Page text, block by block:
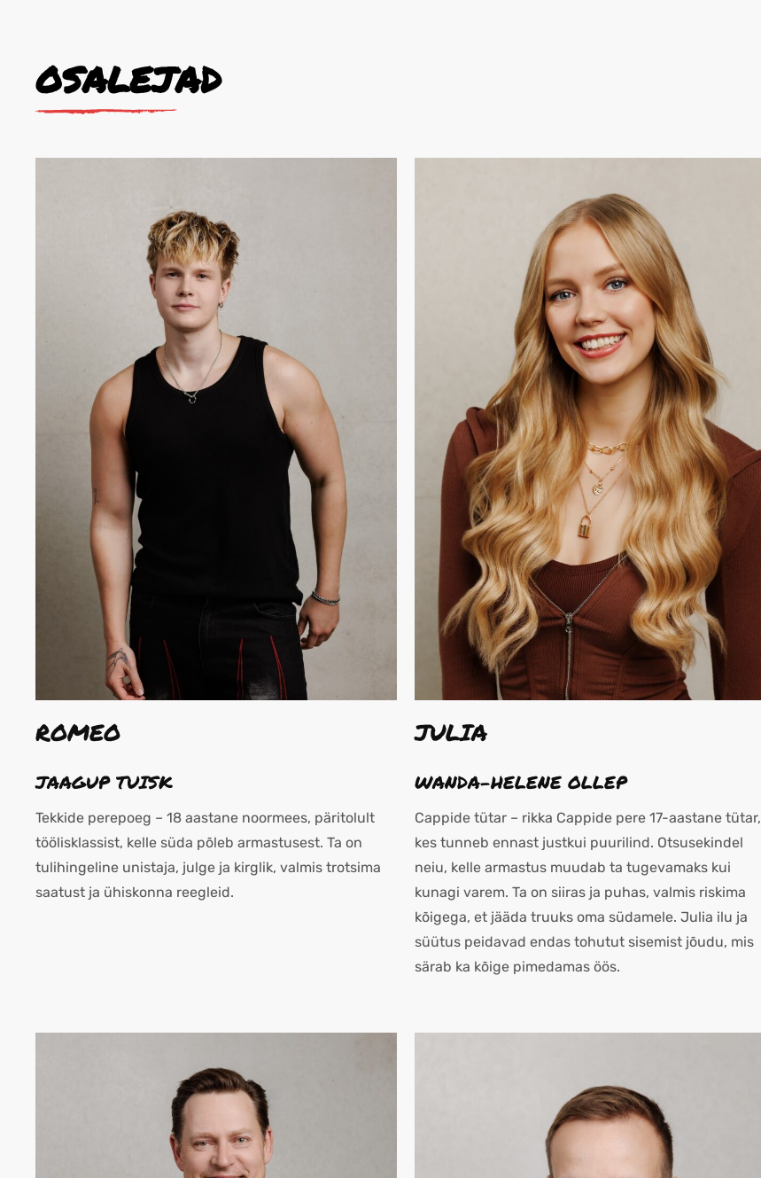
OSALEJAD
ROMEO
JAAGUP TUISK
Tekkide perepoeg – 18 aastane noormees, päritolult
töölisklassist, kelle süda põleb armastusest. Ta on
tulihingeline unistaja, julge ja kirglik, valmis trotsima
saatust ja ühiskonna reegleid.
JULIA
WANDA-HELENE OLLEP
Cappide tütar – rikka Cappide pere 17-aastane tütar,
kes tunneb ennast justkui puurilind. Otsusekindel
neiu, kelle armastus muudab ta tugevamaks kui
kunagi varem. Ta on siiras ja puhas, valmis riskima
kõigega, et jääda truuks oma südamele. Julia ilu ja
süütus peidavad endas tohutut sisemist jõudu, mis
särab ka kõige pimedamas öös.